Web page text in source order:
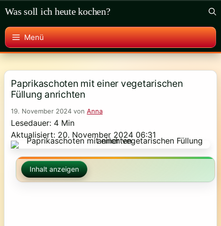
Inhalt
springen
Was soll ich heute kochen?
Menü
Paprikaschoten mit einer vegetarischen
Füllung anrichten
19. November 2024 von Anna
Lesedauer: 4 Min
Aktualisiert: 20. November 2024 06:31
Inhalt anzeigen